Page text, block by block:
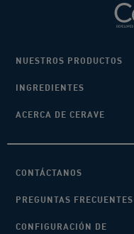
NUESTROS PRODUCTOS
INGREDIENTES
ACERCA DE CERAVE
CONTÁCTANOS
PREGUNTAS FRECUENTES
CONFIGURACIÓN DE